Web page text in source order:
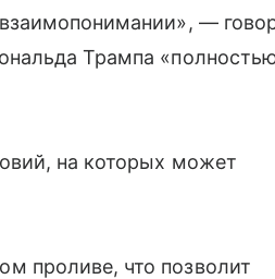
—
Трампа
на которых может
проливе, что позволит